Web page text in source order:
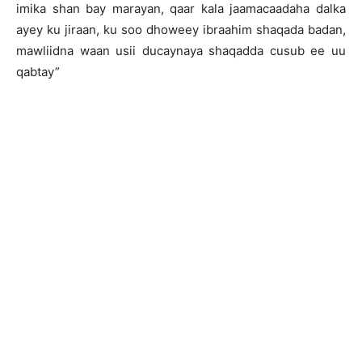
imika shan bay marayan, qaar kala jaamacaadaha dalka
ayey ku jiraan, ku soo dhoweey ibraahim shaqada badan,
mawliidna waan usii ducaynaya shaqadda cusub ee uu
qabtay”